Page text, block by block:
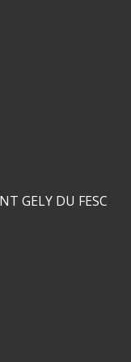
GELY DU FESC